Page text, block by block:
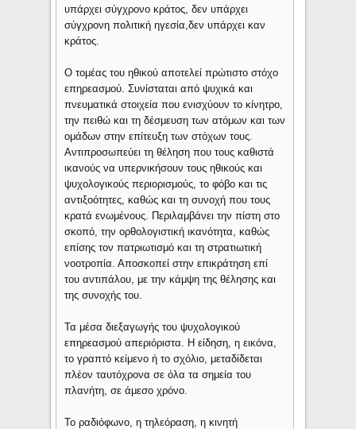
υπάρχει σύγχρονο κράτος, δεν υπάρχει
σύγχρονη πολιτική ηγεσία,δεν υπάρχει καν
κράτος.
O τομέας του ηθικού αποτελεί πρώτιστο στόχο
επηρεασμού. Συνίσταται από ψυχικά και
πνευματικά στοιχεία που ενισχύουν το κίνητρο,
την πειθώ και τη δέσμευση των ατόμων και των
ομάδων στην επίτευξη των στόχων τους.
Αντιπροσωπεύει τη θέληση που τους καθιστά
ικανούς να υπερνικήσουν τους ηθικούς και
ψυχολογικούς περιορισμούς, το φόβο και τις
αντιξοότητες, καθώς και τη συνοχή που τους
κρατά ενωμένους. Περιλαμβάνει την πίστη στο
σκοπό, την ορθολογιστική ικανότητα, καθώς
επίσης τον πατριωτισμό και τη στρατιωτική
νοοτροπία. Αποσκοπεί στην επικράτηση επί
του αντιπάλου, με την κάμψη της θέλησης και
της συνοχής του.
Τα μέσα διεξαγωγής του ψυχολογικού
επηρεασμού απεριόριστα. Η είδηση, η εικόνα,
το γραπτό κείμενο ή το σχόλιο, μεταδίδεται
πλέον ταυτόχρονα σε όλα τα σημεία του
πλανήτη, σε άμεσο χρόνο.
Το ραδιόφωνο, η τηλεόραση, η κινητή